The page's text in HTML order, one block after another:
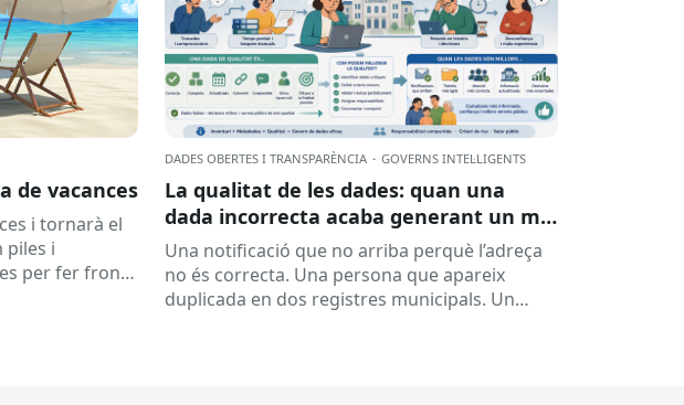
de vacances
i tornarà el
piles i
per fer front
DADES OBERTES I TRANSPARÈNCIA · GOVERNS INTEL·LIGENTS
La qualitat de les dades: quan una
dada incorrecta acaba generant un mal
servei
Una notificació que no arriba perquè l’adreça
no és correcta. Una persona que apareix
duplicada en dos registres municipals. Un